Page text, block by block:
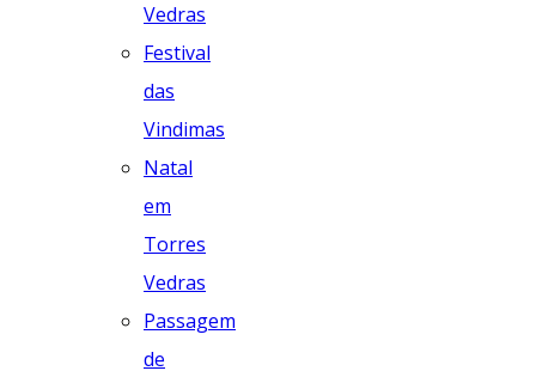
Vedras
Festival
das
Vindimas
Natal
em
Torres
Vedras
Passagem
de